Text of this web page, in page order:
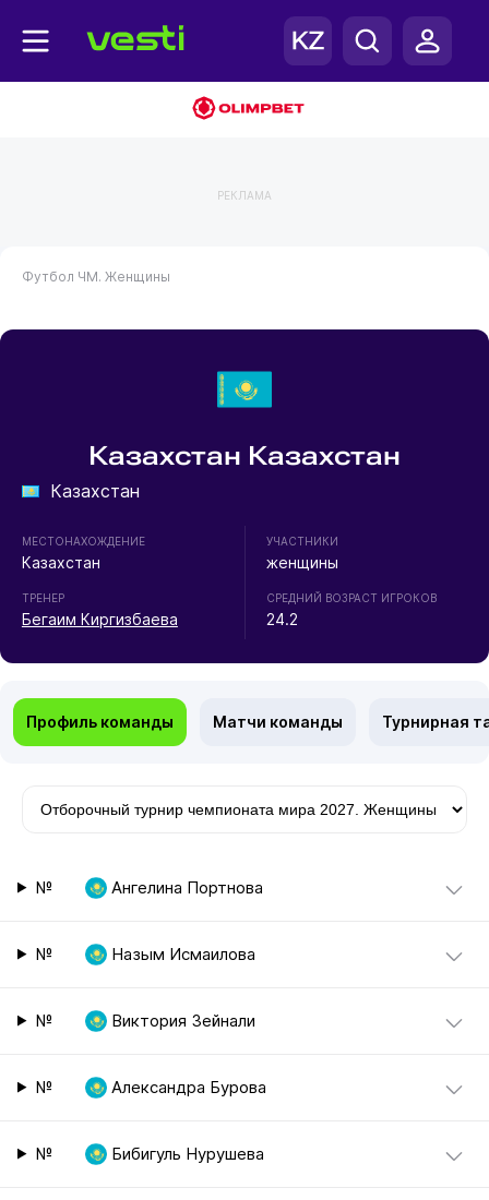
РЕКЛАМА
Футбол ЧМ. Женщины
Казахстан Казахстан
Казахстан
МЕСТОНАХОЖДЕНИЕ
Казахстан
ТРЕНЕР
Бегаим Киргизбаева
УЧАСТНИКИ
женщины
СРЕДНИЙ ВОЗРАСТ ИГРОКОВ
24.2
Профиль команды Матчи команды Турнирная
№ Ангелина Портнова
№ Назым Исмаилова
№ Виктория Зейнали
№ Александра Бурова
№ Бибигуль Нурушева